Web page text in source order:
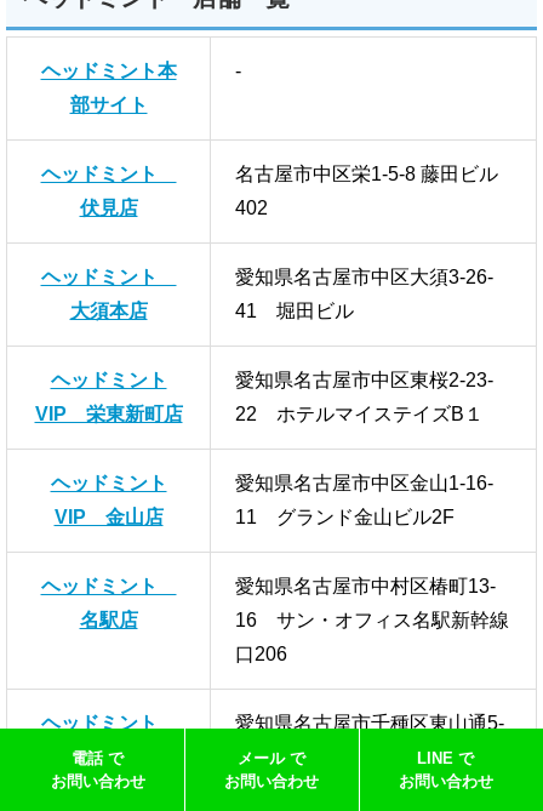
ヘッドミント本
部サイト
-
ヘッドミント
伏見店
名古屋市中区栄1-5-8 藤田ビル
402
ヘッドミント
大須本店
愛知県名古屋市中区大須3-26-
41 堀田ビル
ヘッドミント
VIP 栄東新町店
愛知県名古屋市中区東桜2-23-
22 ホテルマイステイズB１
ヘッドミント
VIP 金山店
愛知県名古屋市中区金山1-16-
11 グランド金山ビル2F
ヘッドミント
名駅店
愛知県名古屋市中村区椿町13-
16 サン・オフィス名駅新幹線
口206
ヘッドミント
東山店
愛知県名古屋市千種区東山通5-
113 オークラビル6F
電話 で
お問い合わせ
メール で
お問い合わせ
LINE で
お問い合わせ